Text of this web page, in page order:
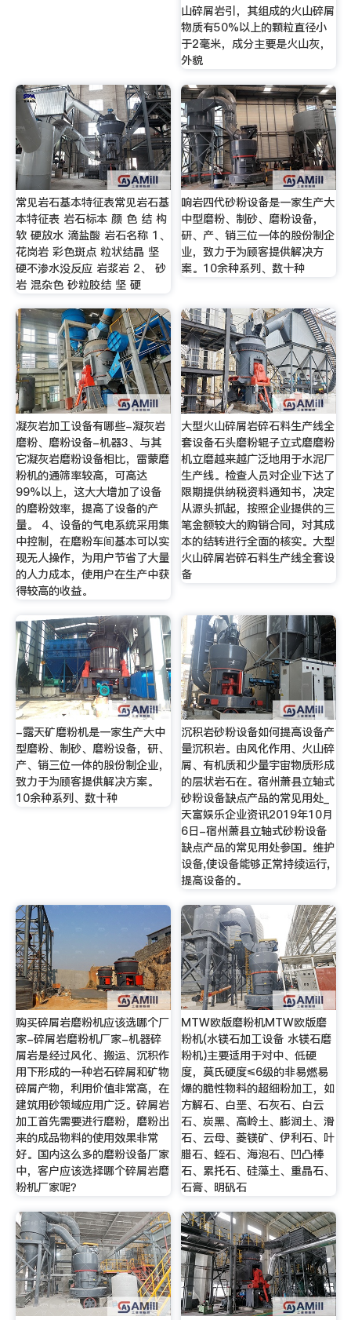
山碎屑岩引，其组成的火山碎屑
物质有50%以上的颗粒直径小
于2毫米，成分主要是火山灰，
外貌
常见岩石基本特征表常见岩石基
本特征表 岩石标本 颜 色 结 构
软 硬放水 滴盐酸 岩石名称 1、
花岗岩 彩色斑点 粒状结晶 坚
硬不渗水没反应 岩浆岩 2、 砂
岩 混杂色 砂粒胶结 坚 硬
响岩四代砂粉设备是一家生产大
中型磨粉、制砂、磨粉设备，
研、产、销三位一体的股份制企
业，致力于为顾客提供解决方
案。10余种系列、数十种
凝灰岩加工设备有哪些-凝灰岩
磨粉、磨粉设备-机器3、与其
它凝灰岩磨粉设备相比，雷蒙磨
粉机的通筛率较高，可高达
99%以上，这大大增加了设备
的磨粉效率，提高了设备的产
量。 4、设备的气电系统采用集
中控制，在磨粉车间基本可以实
现无人操作，为用户节省了大量
的人力成本，使用户在生产中获
得较高的收益。
大型火山碎屑岩碎石料生产线全
套设备石头磨粉辊子立式磨磨粉
机立磨越来越广泛地用于水泥厂
生产线。检查人员对企业下达了
限期提供纳税资料通知书，决定
从源头抓起，按照企业提供的三
笔金额较大的购销合同，对其成
本的结转进行全面的核实。大型
火山碎屑岩碎石料生产线全套设
备
-露天矿磨粉机是一家生产大中
型磨粉、制砂、磨粉设备，研、
产、销三位一体的股份制企业，
致力于为顾客提供解决方案。
10余种系列、数十种
沉积岩砂粉设备如何提高设备产
量沉积岩。由风化作用、火山碎
屑、有机质和少量宇宙物质形成
的层状岩石在。宿州萧县立轴式
砂粉设备缺点产品的常见用处_
天富娱乐企业资讯2019年10月
6日-宿州萧县立轴式砂粉设备
缺点产品的常见用处参国。维护
设备,使设备能够正常持续运行,
提高设备的。
购买碎屑岩磨粉机应该选哪个厂
家-碎屑岩磨粉机厂家-机器碎
屑岩是经过风化、搬运、沉积作
用下形成的一种岩石碎屑和矿物
碎屑产物，利用价值非常高，在
建筑用砂领域应用广泛。碎屑岩
加工首先需要进行磨粉，磨粉出
来的成品物料的使用效果非常
好。国内这么多的磨粉设备厂家
中，客户应该选择哪个碎屑岩磨
粉机厂家呢？
MTW欧版磨粉机MTW欧版磨
粉机(水镁石加工设备 水镁石磨
粉机)主要适用于对中、低硬
度，莫氏硬度≤6级的非易燃易
爆的脆性物料的超细粉加工，如
方解石、白垩、石灰石、白云
石、炭黑、高岭土、膨润土、滑
石、云母、菱镁矿、伊利石、叶
腊石、蛭石、海泡石、凹凸棒
石、累托石、硅藻土、重晶石、
石膏、明矾石